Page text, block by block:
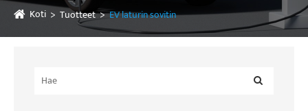
Koti Tuotteet EV laturin sovitin